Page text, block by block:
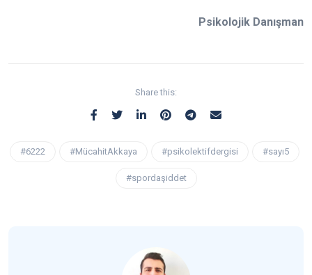
Psikolojik Danışman
Share this:
#6222 #MücahitAkkaya #psikolektifdergisi #sayı5
#spordaşiddet